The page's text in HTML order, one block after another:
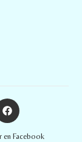
en Facebook